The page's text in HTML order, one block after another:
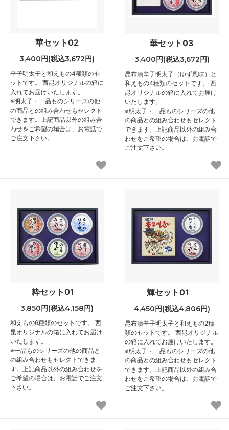
華セット02
3,400円(税込3,672円)
辛子明太子と和えもの4種類のセ
ットです。 西昆オリジナルの箱に
入れてお届けいたします。
※明太子・一品ものシリーズの他
の商品との組み合わせもセレクト
できます。上記商品以外の組み合
わせをご希望の場合は、お電話で
ご注文下さい。
華セット03
3,400円(税込3,672円)
昆布漬辛子明太子（ゆず風味）と
和えもの4種類のセットです。 西
昆オリジナルの箱に入れてお届け
いたします。
※明太子・一品ものシリーズの他
の商品との組み合わせもセレクト
できます。上記商品以外の組み合
わせをご希望の場合は、お電話で
ご注文下さい。
粋セット01
3,850円(税込4,158円)
和えもの6種類のセットです。 西
昆オリジナルの箱に入れてお届け
いたします。
※一品ものシリーズの他の商品と
の組み合わせもセレクトできま
す。上記商品以外の組み合わせを
ご希望の場合は、お電話でご注文
下さい。
輝セット01
4,450円(税込4,806円)
昆布漬辛子明太子と和えもの2種
類のセットです。 西昆オリジナル
の箱に入れてお届けいたします。
※明太子・一品ものシリーズの他
の商品との組み合わせもセレクト
できます。上記商品以外の組み合
わせをご希望の場合は、お電話で
ご注文下さい。